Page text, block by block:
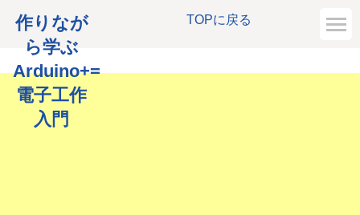
TOPに戻る
作りなが
ら学ぶ
Arduino+=
電子工作
入門